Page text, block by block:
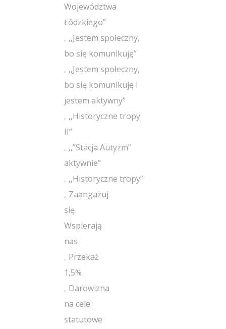
Województwa
Łódzkiego”
,,Jestem społeczny,
bo się komunikuję”
,,Jestem społeczny,
bo się komunikuję i
jestem aktywny”
,,Historyczne tropy
II”
,,”Stacja Autyzm”
aktywnie”
,,Historyczne tropy”
Zaangażuj
się
Wspierają
nas
Przekaż
1,5%
Darowizna
na cele
statutowe